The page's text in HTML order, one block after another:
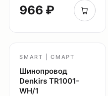
966 ₽
SMART | СМАРТ
Шинопровод
Denkirs TR1001-
WH/1
Подсветка ступеней
Ремневая система Belty
Точечные светильники
Настенные светильники
Уличное освещение